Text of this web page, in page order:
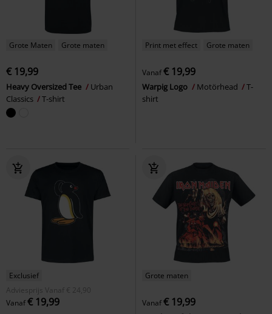
Grote Maten Grote maten
€ 19,99
Heavy Oversized Tee
Urban
Classics
T-shirt
Print met effect Grote maten
Vanaf€ 19,99
Warpig Logo Motörhead
T-
shirt
Exclusief
Adviesprijs
Vanaf € 24,90
Vanaf€ 19,99
Grote maten
Vanaf€ 19,99